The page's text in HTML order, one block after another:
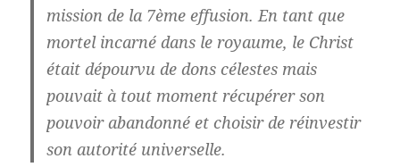
mission de la 7ème effusion. En tant que
mortel incarné dans le royaume, le Christ
était dépourvu de dons célestes mais
pouvait à tout moment récupérer son
pouvoir abandonné et choisir de réinvestir
son autorité universelle.